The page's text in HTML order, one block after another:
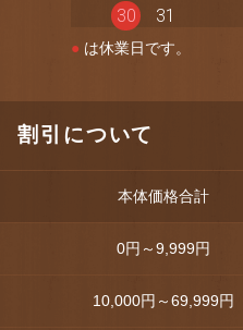
30
31
● は休業日です。
割引について
本体価格合計
0円～9,999円
10,000円～69,999円